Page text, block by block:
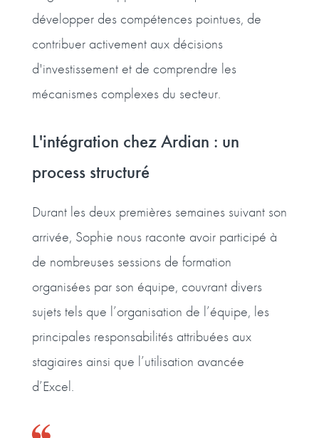
développer des compétences pointues, de
contribuer activement aux décisions
d'investissement et de comprendre les
mécanismes complexes du secteur.
L'intégration chez Ardian : un
process structuré
Durant les deux premières semaines suivant son
arrivée, Sophie nous raconte avoir participé à
de nombreuses sessions de formation
organisées par son équipe, couvrant divers
sujets tels que l’organisation de l’équipe, les
principales responsabilités attribuées aux
stagiaires ainsi que l’utilisation avancée
d’Excel.